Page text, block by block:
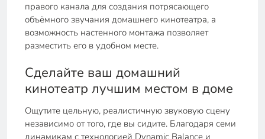
правого канала для создания потрясающего
объёмного звучания домашнего кинотеатра, а
возможность настенного монтажа позволяет
разместить его в удобном месте.
Сделайте ваш домашний
кинотеатр лучшим местом в доме
Ощутите цельную, реалистичную звуковую сцену
независимо от того, где вы сидите. Благодаря семи
динамикам с технологией Dynamic Balance и